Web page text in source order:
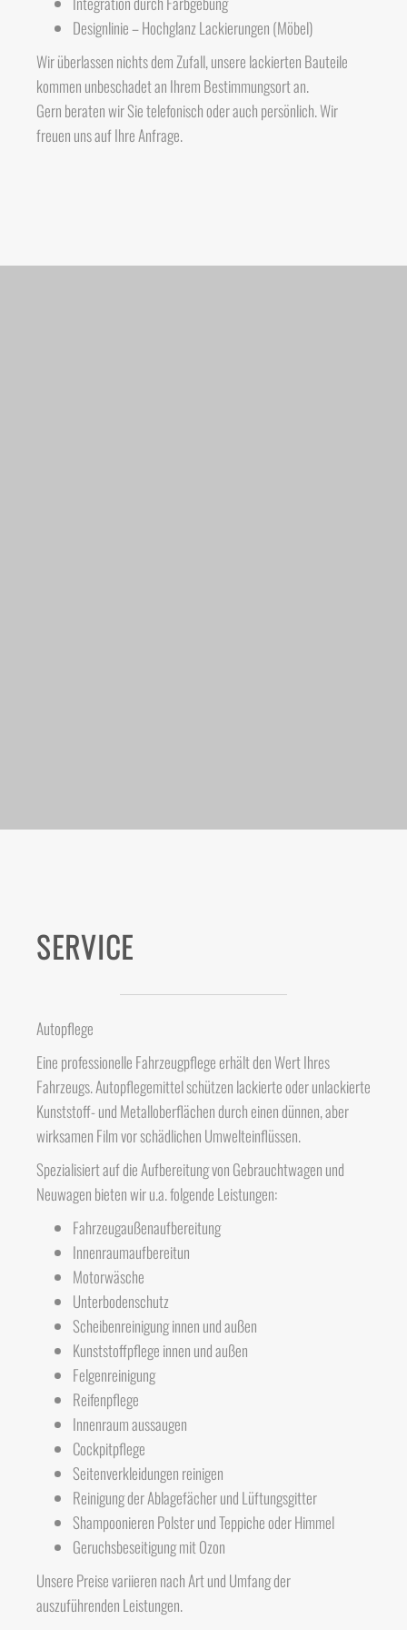
Designlinie – Hochglanz Lackierungen (Möbel)
Wir überlassen nichts dem Zufall, unsere lackierten Bauteile
kommen unbeschadet an Ihrem Bestimmungsort an.
Gern beraten wir Sie telefonisch oder auch persönlich. Wir
freuen uns auf Ihre Anfrage.
SERVICE
Autopflege
Eine professionelle Fahrzeugpflege erhält den Wert Ihres
Fahrzeugs. Autopflegemittel schützen lackierte oder unlackierte
Kunststoff- und Metalloberflächen durch einen dünnen, aber
wirksamen Film vor schädlichen Umwelteinflüssen.
Spezialisiert auf die Aufbereitung von Gebrauchtwagen und
Neuwagen bieten wir u.a. folgende Leistungen:
Fahrzeugaußenaufbereitung
Innenraumaufbereitun
Motorwäsche
Unterbodenschutz
Scheibenreinigung innen und außen
Kunststoffpflege innen und außen
Felgenreinigung
Reifenpflege
Innenraum aussaugen
Cockpitpflege
Seitenverkleidungen reinigen
Reinigung der Ablagefächer und Lüftungsgitter
Shampoonieren Polster und Teppiche oder Himmel
Geruchsbeseitigung mit Ozon
Unsere Preise variieren nach Art und Umfang der
auszuführenden Leistungen.